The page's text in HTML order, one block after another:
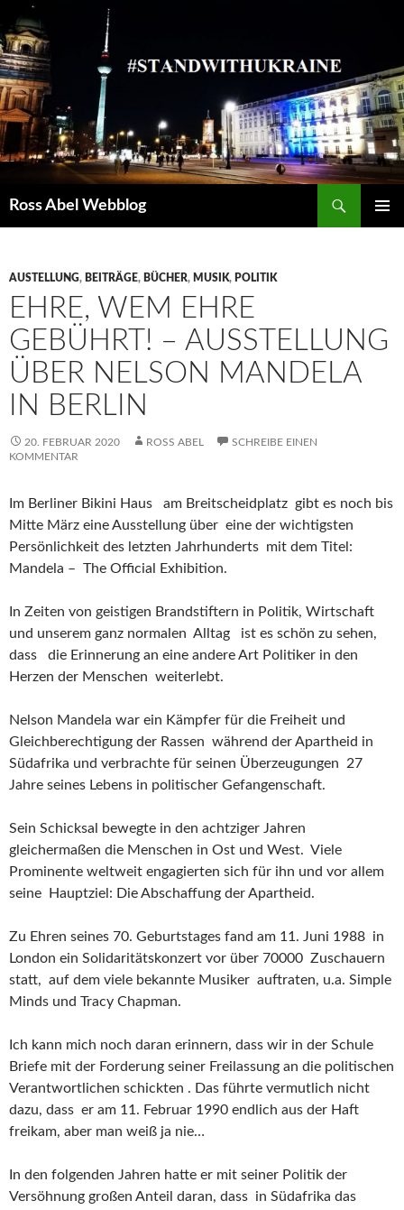
Ross Abel Webblog
AUSTELLUNG, BEITRÄGE, BÜCHER, MUSIK, POLITIK
EHRE, WEM EHRE
GEBÜHRT! – AUSSTELLUNG
ÜBER NELSON MANDELA
IN BERLIN
20. FEBRUAR 2020 ROSS ABEL
SCHREIBE EINEN
KOMMENTAR
Im Berliner Bikini Haus am Breitscheidplatz gibt es noch bis
Mitte März eine Ausstellung über eine der wichtigsten
Persönlichkeit des letzten Jahrhunderts mit dem Titel:
Mandela – The Official Exhibition.
In Zeiten von geistigen Brandstiftern in Politik, Wirtschaft
und unserem ganz normalen Alltag ist es schön zu sehen,
dass die Erinnerung an eine andere Art Politiker in den
Herzen der Menschen weiterlebt.
Nelson Mandela war ein Kämpfer für die Freiheit und
Gleichberechtigung der Rassen während der Apartheid in
Südafrika und verbrachte für seinen Überzeugungen 27
Jahre seines Lebens in politischer Gefangenschaft.
Sein Schicksal bewegte in den achtziger Jahren
gleichermaßen die Menschen in Ost und West. Viele
Prominente weltweit engagierten sich für ihn und vor allem
seine Hauptziel: Die Abschaffung der Apartheid.
Zu Ehren seines 70. Geburtstages fand am 11. Juni 1988 in
London ein Solidaritätskonzert vor über 70000 Zuschauern
statt, auf dem viele bekannte Musiker auftraten, u.a. Simple
Minds und Tracy Chapman.
Ich kann mich noch daran erinnern, dass wir in der Schule
Briefe mit der Forderung seiner Freilassung an die politischen
Verantwortlichen schickten . Das führte vermutlich nicht
dazu, dass er am 11. Februar 1990 endlich aus der Haft
freikam, aber man weiß ja nie…
In den folgenden Jahren hatte er mit seiner Politik der
Versöhnung großen Anteil daran, dass in Südafrika das